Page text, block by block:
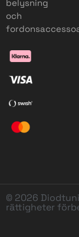
belysning
och
© 2026
rättigheter